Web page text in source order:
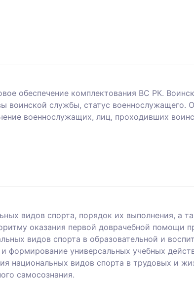
обеспечение комплектования ВС РК.
службы, статус военнослужащего.
военнослужащих, лиц, проходивших
видов спорта, порядок их выполнения, а
оказания первой доврачебной помощи
видов спорта в образовательной и
универсальных учебных
национальных видов спорта в трудовых и
самосознания.